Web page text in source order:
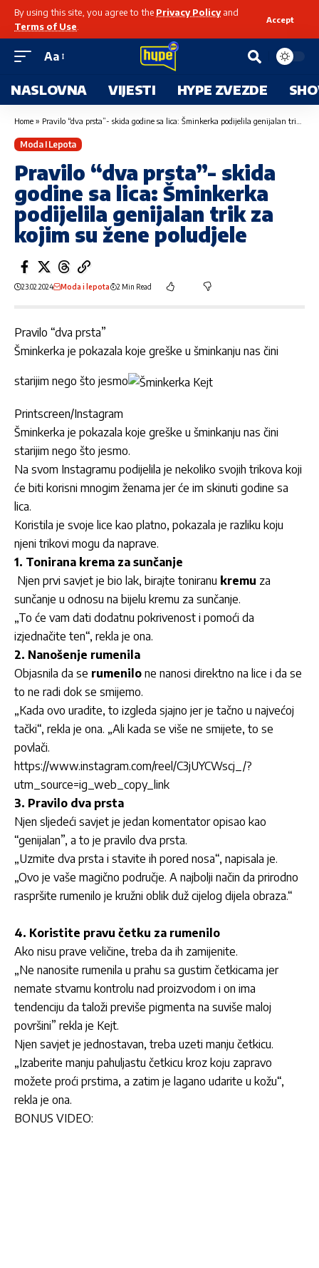
By using this site, you agree to the Privacy Policyand
Terms of Use
Accept
Aa
NASLOVNA VIJESTI HYPE ZVEZDE
Home » Pravilo “dva prsta”- skida godine sa lica: Šminkerka podijelila genijalan trik za kojim su žene poludjele
Moda I Lepota
Pravilo “dva prsta”- skida
godine sa lica: Šminkerka
podijelila genijalan trik za
kojim su žene poludjele
23.02.2024 Moda i lepota 2 Min Read
Pravilo “dva prsta”
Šminkerka je pokazala koje greške u šminkanju nas čini
starijim nego što jesmo
Printscreen/Instagram
Šminkerka je pokazala koje greške u šminkanju nas čini
starijim nego što jesmo.
Na svom Instagramu podijelila je nekoliko svojih trikova koji
će biti korisni mnogim ženama jer će im skinuti godine sa
lica.
Koristila je svoje lice kao platno, pokazala je razliku koju
njeni trikovi mogu da naprave.
1. Tonirana krema za sunčanje
Njen prvi savjet je bio lak, birajte toniranu kremu za
sunčanje u odnosu na bijelu kremu za sunčanje.
„To će vam dati dodatnu pokrivenost i pomoći da
izjednačite ten“, rekla je ona.
2. Nanošenje rumenila
Objasnila da se rumenilo ne nanosi direktno na lice i da se
to ne radi dok se smijemo.
„Kada ovo uradite, to izgleda sjajno jer je tačno u najvećoj
tački“, rekla je ona. „Ali kada se više ne smijete, to se
povlači.
https://www.instagram.com/reel/C3jUYCWscj_/?
utm_source=ig_web_copy_link
3. Pravilo dva prsta
Njen sljedeći savjet je jedan komentator opisao kao
“genijalan”, a to je pravilo dva prsta.
„Uzmite dva prsta i stavite ih pored nosa“, napisala je.
„Ovo je vaše magično područje. A najbolji način da prirodno
raspršite rumenilo je kružni oblik duž cijelog dijela obraza.“
4. Koristite pravu četku za rumenilo
Ako nisu prave veličine, treba da ih zamijenite.
„Ne nanosite rumenila u prahu sa gustim četkicama jer
nemate stvarnu kontrolu nad proizvodom i on ima
tendenciju da taloži previše pigmenta na suviše maloj
površini” rekla je Kejt.
Njen savjet je jednostavan, treba uzeti manju četkicu.
„Izaberite manju pahuljastu četkicu kroz koju zapravo
možete proći prstima, a zatim je lagano udarite u kožu“,
rekla je ona.
BONUS VIDEO: